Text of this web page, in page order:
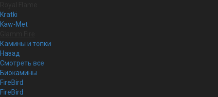
Kratki
Kaw-Met
Камины и топки
Назад
Смотреть все
Биокамины
FireBird
FireBird